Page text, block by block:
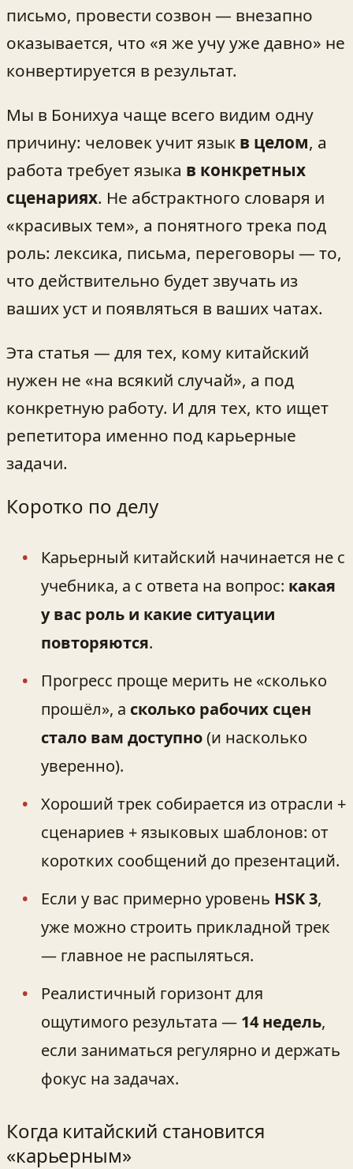
письмо, провести созвон — внезапно
оказывается, что «я же учу уже давно» не
конвертируется в результат.
Мы в Бонихуа чаще всего видим одну
причину: человек учит язык в целом, а
работа требует языка в конкретных
сценариях. Не абстрактного словаря и
«красивых тем», а понятного трека под
роль: лексика, письма, переговоры — то,
что действительно будет звучать из
ваших уст и появляться в ваших чатах.
Эта статья — для тех, кому китайский
нужен не «на всякий случай», а под
конкретную работу. И для тех, кто ищет
репетитора именно под карьерные
задачи.
Коротко по делу
Карьерный китайский начинается не с
учебника, а с ответа на вопрос: какая
у вас роль и какие ситуации
повторяются.
Прогресс проще мерить не «сколько
прошёл», а сколько рабочих сцен
стало вам доступно(и насколько
уверенно).
Хороший трек собирается из отрасли +
сценариев + языковых шаблонов: от
коротких сообщений до презентаций.
Если у вас примерно уровень HSK 3,
уже можно строить прикладной трек
— главное не распыляться.
Реалистичный горизонт для
ощутимого результата — 14 недель,
если заниматься регулярно и держать
фокус на задачах.
Когда китайский становится
«карьерным»